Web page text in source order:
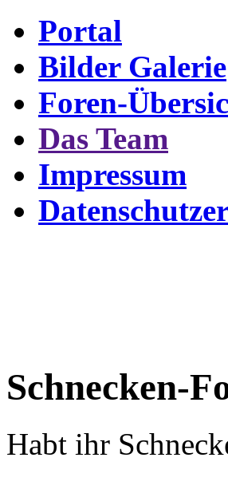
Portal
Bilder Galerie
Foren-
Das Team
Impressum
Schnecken-
Habt ihr